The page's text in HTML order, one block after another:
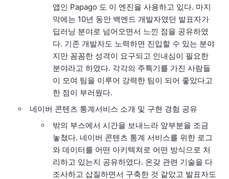
앱인 Papago 도 이 엔진을 사용하고 있다. 마지
막에는 10년 동안 백엔드 개발자였던 발표자가
딥러닝 분야로 넘어오면서 느낀 점을 공유하였
다. 기존 개발자도 노력하면 진입할 수 있는 분야
지만 꼼꼼한 성격이 요구되고 인내심이 필요한
분야라고 하였다. 각각의 주특기를 가진 사람들
이 모여 팀을 이루어 강력한 팀이 되어 좋았다고
한 점이 부러웠다.
네이버 콘텐츠 통계서비스 소개 및 구현 경험 공유
밖의 부스에서 시간을 보내느라 앞부분을 조금
놓쳤다. 네이버 콘텐츠 통계 서비스를 위한 로그
와 데이터를 어떤 아키텍쳐로 어떤 방식으로 처
리하고 있는지 공유하였다. 온갖 관련 기술을 다
조사하고 삽질하면서 구축한 것 같았고 발표자도